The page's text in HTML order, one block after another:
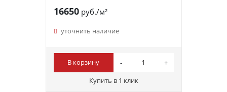
16650руб./м²
уточнить наличие
В корзину
Купить в 1 клик